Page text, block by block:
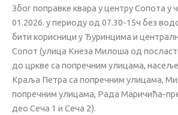
Због поправке квара у центру Сопота у
01.2026. у периоду од 07.30-15ч без
бити корисници у Ђуринцима и
Сопот (улица Кнеза Милоша од
до цркве са попречним улицама,
Краља Петра са попречним улицама,
попречним улицама, Рада Маричића-
део Сеча 1 и Сеча 2).